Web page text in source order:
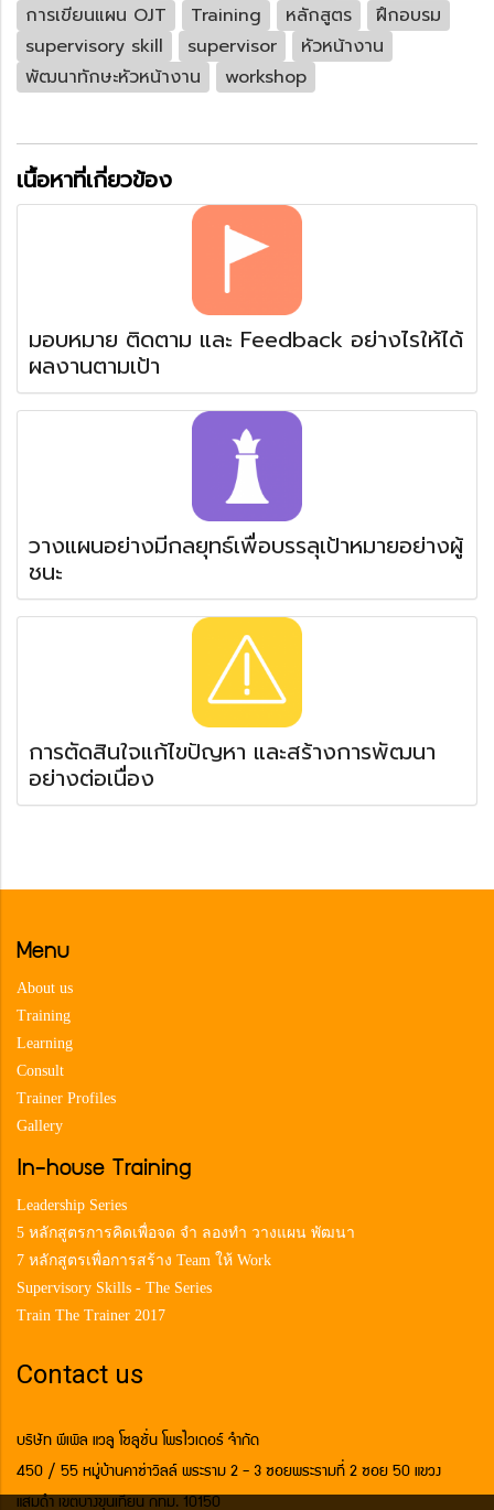
การเขียนแผน OJT
Training หลักสูตร
ฝึกอบรม
supervisory skill
supervisor
หัวหน้างาน
พัฒนาทักษะหัวหน้างาน
workshop
เนื้อหาที่เกี่ยวข้อง
มอบหมาย ติดตาม และ Feedback อย่างไรให้ได้
ผลงานตามเป้า
วางแผนอย่างมีกลยุทธ์เพื่อบรรลุเป้าหมายอย่างผู้
ชนะ
การตัดสินใจแก้ไขปัญหา และสร้างการพัฒนา
อย่างต่อเนื่อง
Menu
About us
Training
Learning
Consult
Trainer Profiles
Gallery
In-house Training
Leadership Series
5 หลักสูตรการคิดเพื่อจด จำ ลองทำ วางแผน พัฒนา
7 หลักสูตรเพื่อการสร้าง Team ให้ Work
Supervisory Skills - The Series
Train The Trainer 2017
Contact us
บริษัท พีเพิล แวลู โซลูชั่น โพรไวเดอร์ จำกัด
450 / 55 หมู่บ้านคาซ่าวิลล์ พระราม 2 - 3 ซอยพระรามที่ 2 ซอย 50 แขวง
แสมดำ เขตบางขุนเทียน กทม. 10150